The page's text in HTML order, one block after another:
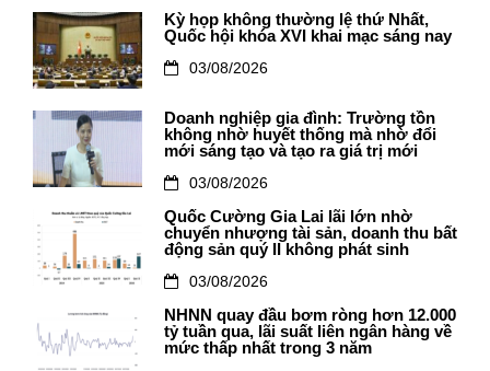
Kỳ họp không thường lệ thứ Nhất,
Quốc hội khóa XVI khai mạc sáng nay
03/08/2026
Doanh nghiệp gia đình: Trường tồn
không nhờ huyết thống mà nhờ đổi
mới sáng tạo và tạo ra giá trị mới
03/08/2026
Quốc Cường Gia Lai lãi lớn nhờ
chuyển nhượng tài sản, doanh thu bất
động sản quý II không phát sinh
03/08/2026
NHNN quay đầu bơm ròng hơn 12.000
tỷ tuần qua, lãi suất liên ngân hàng về
mức thấp nhất trong 3 năm